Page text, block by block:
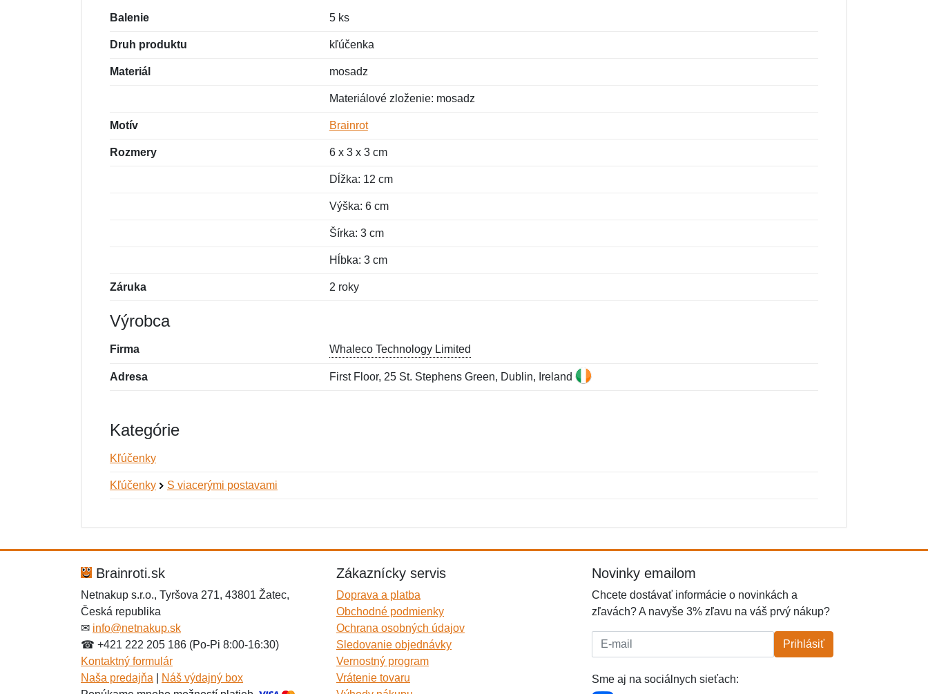
Balenie 5 ks
Druh produktu kľúčenka
Materiál mosadz
Materiálové zloženie: mosadz
Motív Brainrot
Rozmery 6 x 3 x 3 cm
Dĺžka: 12 cm
Výška: 6 cm
Šírka: 3 cm
Hĺbka: 3 cm
Záruka 2 roky
Výrobca
Firma Whaleco Technology Limited
Adresa First Floor, 25 St. Stephens Green, Dublin, Ireland
Kategórie
Kľúčenky
Kľúčenky S viacerými postavami
Správa*
Správa*
Brainroti.sk
Netnakup s.r.o., Tyršova 271, 43801 Žatec,
Česká republika
✉ info@netnakup.sk
☎ +421 222 205 186 (Po-Pi 8:00-16:30)
Kontaktný formulár
Naša predajňa
Náš výdajný box
Zákaznícky servis
Doprava a platba
Obchodné podmienky
Ochrana osobných údajov
Sledovanie objednávky
Vernostný program
Vrátenie tovaru
Novinky emailom
Chcete dostávať informácie o novinkách a
zľavách? A navyše 3% zľavu na váš prvý nákup?
E-mail: Prihlásiť
Sme aj na sociálnych sieťach: